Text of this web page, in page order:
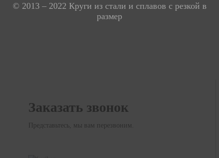
© 2013 – 2022 Круги из стали и сплавов с резкой в
размер
Заказать звонок
Представьтесь, мы вам перезвоним.